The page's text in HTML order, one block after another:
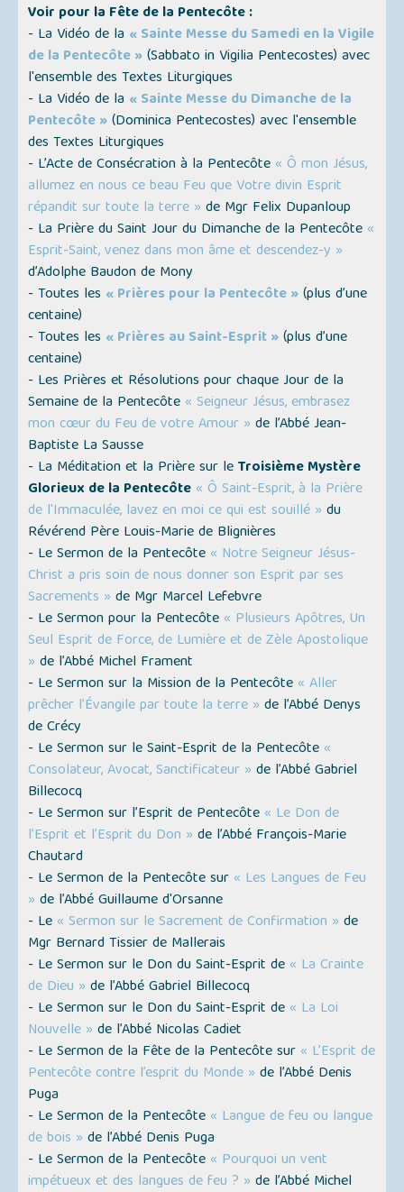
Voir pour la Fête de la Pentecôte :
- La Vidéo de la « Sainte Messe du Samedi en la Vigile
de la Pentecôte »(Sabbato in Vigilia Pentecostes)avec
l'ensemble des Textes Liturgiques
- La Vidéo de la « Sainte Messe du Dimanche de la
Pentecôte »(Dominica Pentecostes) avec l'ensemble
des Textes Liturgiques
- L’Acte de Consécration à la Pentecôte « Ô mon Jésus,
allumez en nous ce beau Feu que Votre divin Esprit
répandit sur toute la terre » de Mgr Felix Dupanloup
- La Prière du Saint Jour du Dimanche de la Pentecôte «
Esprit-Saint, venez dans mon âme et descendez-y »
d’Adolphe Baudon de Mony
- Toutes les « Prières pour la Pentecôte »(plus d’une
centaine)
- Toutes les « Prières au Saint-Esprit »(plus d’une
centaine)
- Les Prières et Résolutions pour chaque Jour de la
Semaine de la Pentecôte « Seigneur Jésus, embrasez
mon cœur du Feu de votre Amour » de l’Abbé Jean-
Baptiste La Sausse
- La Méditation et la Prière sur leTroisième Mystère
Glorieux de la Pentecôte « Ô Saint-Esprit, à la Prière
de l'Immaculée, lavez en moi ce qui est souillé » du
Révérend Père Louis-Marie de Blignières
- Le Sermon de la Pentecôte « Notre Seigneur Jésus-
Christ a pris soin de nous donner son Esprit par ses
Sacrements » de Mgr Marcel Lefebvre
- Le Sermon pour la Pentecôte « Plusieurs Apôtres, Un
Seul Esprit de Force, de Lumière et de Zèle Apostolique
» de l’Abbé Michel Frament
- Le Sermon sur la Mission de la Pentecôte « Aller
prêcher l’Évangile par toute la terre » de l’Abbé Denys
de Crécy
- Le Sermon sur le Saint-Esprit de la Pentecôte «
Consolateur, Avocat, Sanctificateur » de l’Abbé Gabriel
Billecocq
- Le Sermon sur l’Esprit de Pentecôte « Le Don de
l’Esprit et l’Esprit du Don » de l’Abbé François-Marie
Chautard
- Le Sermon de la Pentecôte sur « Les Langues de Feu
» de l’Abbé Guillaume d'Orsanne
- Le « Sermon sur le Sacrement de Confirmation » de
Mgr Bernard Tissier de Mallerais
- Le Sermon sur le Don du Saint-Esprit de « La Crainte
de Dieu » de l’Abbé Gabriel Billecocq
- Le Sermon sur le Don du Saint-Esprit de « La Loi
Nouvelle » de l’Abbé Nicolas Cadiet
- Le Sermon de la Fête de la Pentecôte sur « L’Esprit de
Pentecôte contre l’esprit du Monde » de l’Abbé Denis
Puga
- Le Sermon de la Pentecôte « Langue de feu ou langue
de bois » de l’Abbé Denis Puga
- Le Sermon de la Pentecôte « Pourquoi un vent
impétueux et des langues de feu ? » de l’Abbé Michel